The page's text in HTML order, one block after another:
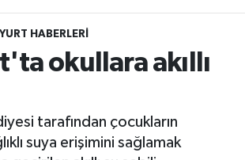
HABERLERI
okullara akıllı
tarafından çocukların
suya erişimini sağlamak
Durumu ve Fikstür
Haberleri